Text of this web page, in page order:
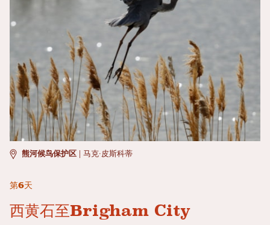
熊河候鸟保护区 马克·皮斯科蒂
第6天
西黄石至Brigham City